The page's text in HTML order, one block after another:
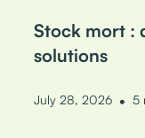
Stock mort :
solutions
July 28, 2026 • 5